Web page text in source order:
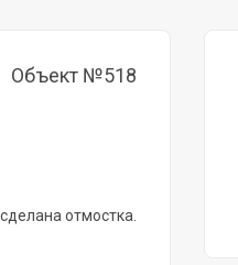
Объект №518
отмостка.